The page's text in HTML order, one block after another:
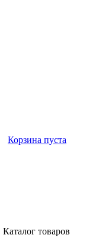
Корзина пуста
Каталог товаров